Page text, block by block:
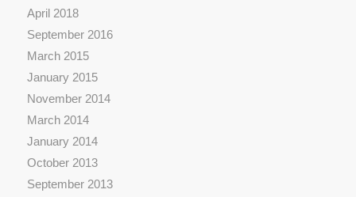
April 2018
September 2016
March 2015
January 2015
November 2014
March 2014
January 2014
October 2013
September 2013